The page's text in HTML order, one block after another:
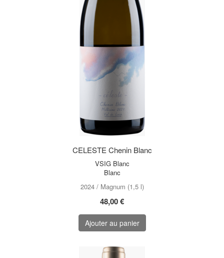
CELESTE Chenin Blanc
VSIG Blanc
Blanc
2024 / Magnum (1,5 l)
48,00 €
Ajouter au panier